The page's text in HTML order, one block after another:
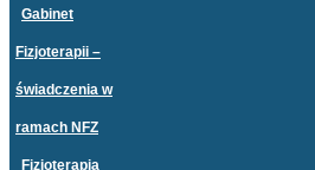
Gabinet
Fizjoterapii –
świadczenia w
ramach NFZ
Fizjoterapia